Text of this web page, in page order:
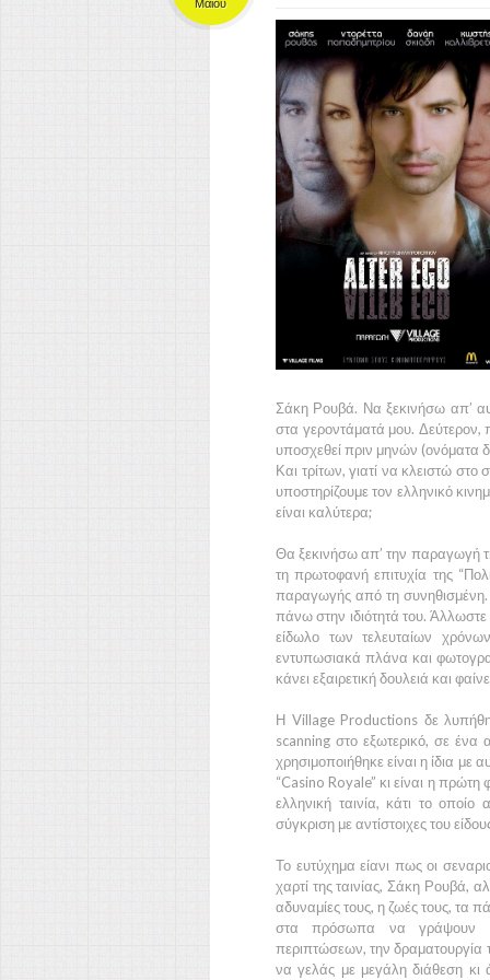
Σάκη Ρουβά. Να ξεκινήσω απ’
στα γεροντάματά μου. Δεύτερον,
υποσχεθεί πριν μηνών (ονόματα
Και τρίτων, γιατί να κλειστώ
υποστηρίζουμε τον ελληνικό
είναι καλύτερα;
Θα ξεκινήσω απ’ την παραγωγή
τη πρωτοφανή επιτυχία της
παραγωγής από τη
πάνω στην ιδιότητά του.
είδωλο των τελευταίων
εντυπωσιακά πλάνα και
κάνει εξαιρετική δουλειά και
Η Village Productions δε
scanning στο εξωτερικό, σε ένα
χρησιμοποιήθηκε είναι η ίδια με
“Casino Royale” κι είναι η πρώτη
ελληνική ταινία, κάτι το οποίο
σύγκριση με αντίστοιχες του
Το ευτύχημα είανι πως οι
χαρτί της ταινίας, Σάκη Ρουβά,
αδυναμίες τους, η ζωές τους, τα
στα πρόσωπα να γράψουν
περιπτώσεων, την
να γελάς με μεγάλη διάθεση κι